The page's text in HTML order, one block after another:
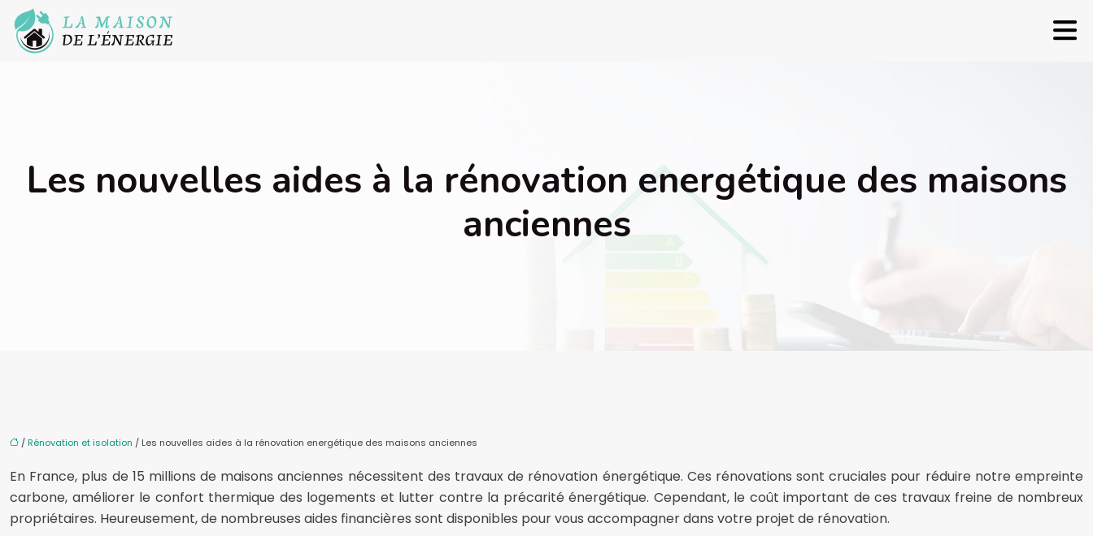
Les nouvelles aides à la rénovation energétique des maisons
anciennes
/Rénovation et isolation / Les nouvelles aides à la rénovation energétique des maisons anciennes
En France, plus de 15 millions de maisons anciennes nécessitent des travaux de rénovation énergétique. Ces rénovations sont cruciales pour réduire notre empreinte
carbone, améliorer le confort thermique des logements et lutter contre la précarité énergétique. Cependant, le coût important de ces travaux freine de nombreux
propriétaires. Heureusement, de nombreuses aides financières sont disponibles pour vous accompagner dans votre projet de rénovation.